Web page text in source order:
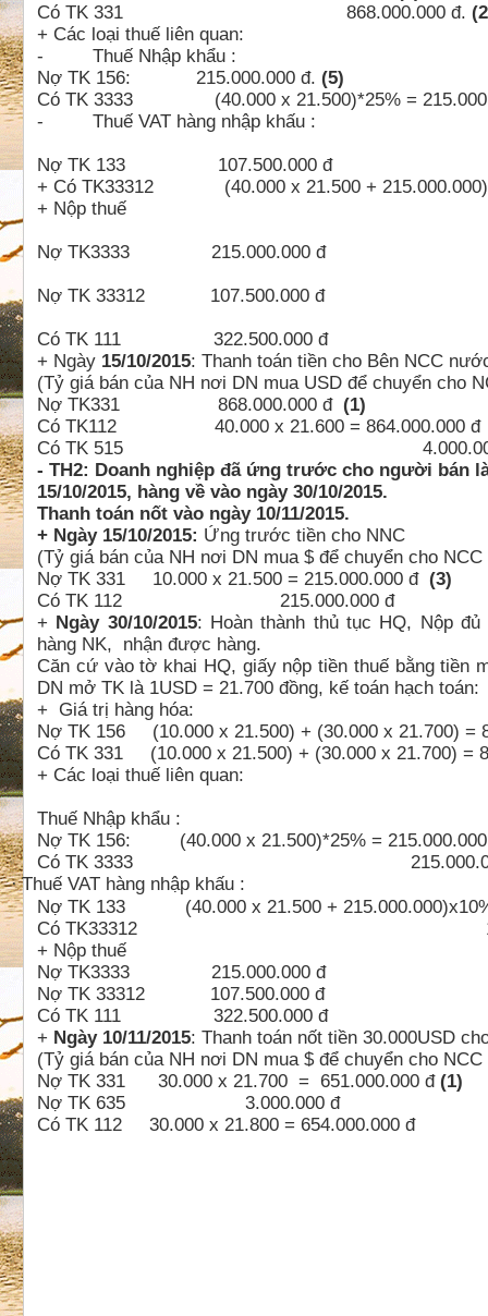
Có TK 331 868.000.000 đ.
+ Các loại thuế liên quan:
- Thuế Nhập khẩu :
Nợ TK 156: 215.000.000 đ. (5)
Có TK 3333 (40.000 x 21.500)*25% =
- Thuế VAT hàng nhập khấu :
Nợ TK 133 107.500.000 đ
+ Có TK33312 (40.000 x 21.500 +
+ Nộp thuế
Nợ TK3333 215.000.000 đ
Nợ TK 33312 107.500.000 đ
Có TK 111 322.500.000 đ
+ Ngày 15/10/2015: Thanh toán tiền cho Bên NCC
(Tỷ giá bán của NH nơi DN mua USD để chuyển cho
Nợ TK331 868.000.000 đ (1)
Có TK112 40.000 x 21.600 = 864.000.000 đ
Có TK 515 4.000.000
- TH2: Doanh nghiệp đã ứng trước cho người bán
15/10/2015, hàng về vào ngày 30/10/2015.
Thanh toán nốt vào ngày 10/11/2015.
+ Ngày 15/10/2015: Ứng trước tiền cho NNC
(Tỷ giá bán của NH nơi DN mua $ để chuyển cho
Nợ TK 331 10.000 x 21.500 = 215.000.000 đ (3)
Có TK 112 215.000.000 đ
+ Ngày 30/10/2015: Hoàn thành thủ tục HQ, Nộp
hàng NK, nhận được hàng.
Căn cứ vào tờ khai HQ, giấy nộp tiền thuế bằng tiền
DN mở TK là 1USD = 21.700 đồng, kế toán hạch toán:
+ Giá trị hàng hóa:
Nợ TK 156 (10.000 x 21.500) + (30.000 x 21.700) =
Có TK 331 (10.000 x 21.500) + (30.000 x 21.700) =
+ Các loại thuế liên quan:
Thuế Nhập khẩu :
Nợ TK 156: (40.000 x 21.500)*25% =
Có TK 3333
· Thuế VAT hàng nhập khấu :
Nợ TK 133 (40.000 x 21.500 + 215.000.000)x10%
Có TK33312
+ Nộp thuế
Nợ TK3333 215.000.000 đ
Nợ TK 33312 107.500.000 đ
Có TK 111 322.500.000 đ
+ Ngày 10/11/2015: Thanh toán nốt tiền 30.000USD
(Tỷ giá bán của NH nơi DN mua $ để chuyển cho
Nợ TK 331 30.000 x 21.700 = 651.000.000 đ (1)
Nợ TK 635 3.000.000 đ
Có TK 112 30.000 x 21.800 = 654.000.000 đ